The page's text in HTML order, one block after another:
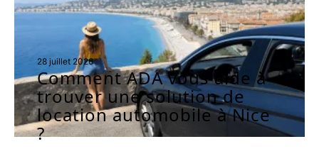
28 juillet 2026
Comment ADA vous aide à
trouver une solution de
location automobile à Nice
?